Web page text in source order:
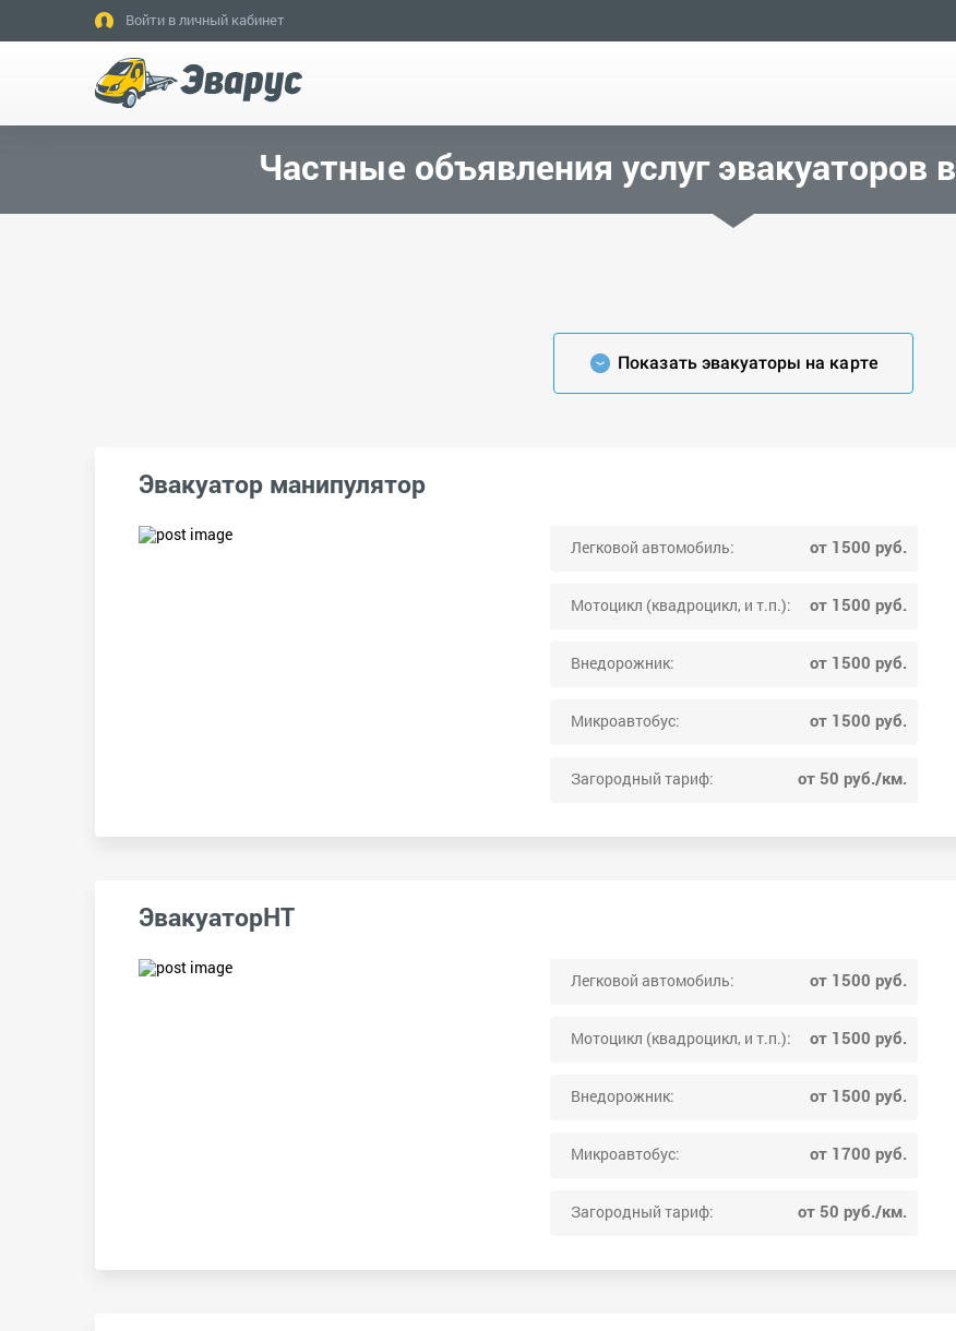
Войти в личный кабинет
Частные объявления услуг эвакуаторов в
Показать эвакуаторы на карте
Эвакуатор манипулятор
Легковой автомобиль: от 1500 руб.
Мотоцикл (квадроцикл, и т.п.): от 1500 руб.
Внедорожник: от 1500 руб.
Микроавтобус: от 1500 руб.
Загородный тариф: от 50 руб./км.
ЭвакуаторНТ
Легковой автомобиль: от 1500 руб.
Мотоцикл (квадроцикл, и т.п.): от 1500 руб.
Внедорожник: от 1500 руб.
Микроавтобус: от 1700 руб.
Загородный тариф: от 50 руб./км.